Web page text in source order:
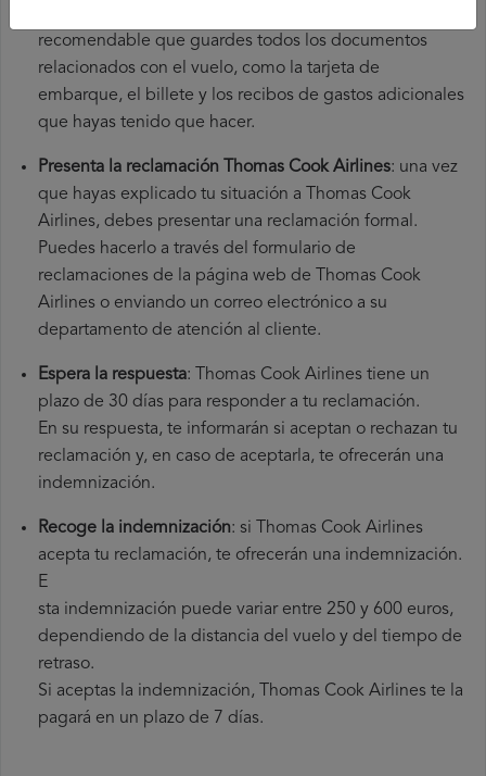
recomendable que guardes todos los documentos
relacionados con el vuelo, como la tarjeta de
embarque, el billete y los recibos de gastos adicionales
que hayas tenido que hacer.
Presenta la reclamación Thomas Cook Airlines: una vez
que hayas explicado tu situación a Thomas Cook
Airlines, debes presentar una reclamación formal.
Puedes hacerlo a través del formulario de
reclamaciones de la página web de Thomas Cook
Airlines o enviando un correo electrónico a su
departamento de atención al cliente.
Espera la respuesta: Thomas Cook Airlines tiene un
plazo de 30 días para responder a tu reclamación.
En su respuesta, te informarán si aceptan o rechazan tu
reclamación y, en caso de aceptarla, te ofrecerán una
indemnización.
Recoge la indemnización: si Thomas Cook Airlines
acepta tu reclamación, te ofrecerán una indemnización.
E
sta indemnización puede variar entre 250 y 600 euros,
dependiendo de la distancia del vuelo y del tiempo de
retraso.
Si aceptas la indemnización, Thomas Cook Airlines te la
pagará en un plazo de 7 días.